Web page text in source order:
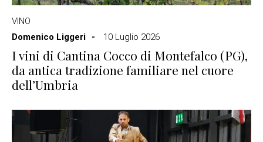
VINO
Domenico Liggeri
10 Luglio 2026
I vini di Cantina Cocco di Montefalco (PG),
da antica tradizione familiare nel cuore
dell’Umbria